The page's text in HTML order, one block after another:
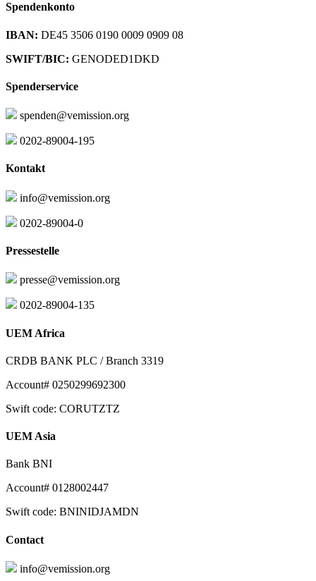
Spendenkonto
IBAN: DE45 3506 0190 0009 0909 08
SWIFT/BIC: GENODED1DKD
Spenderservice
spenden@vemission.org
0202-89004-195
Kontakt
info@vemission.org
0202-89004-0
Pressestelle
presse@vemission.org
0202-89004-135
UEM Africa
CRDB BANK PLC / Branch 3319
Account# 0250299692300
Swift code: CORUTZTZ
UEM Asia
Bank BNI
Account# 0128002447
Swift code: BNINIDJAMDN
Contact
info@vemission.org